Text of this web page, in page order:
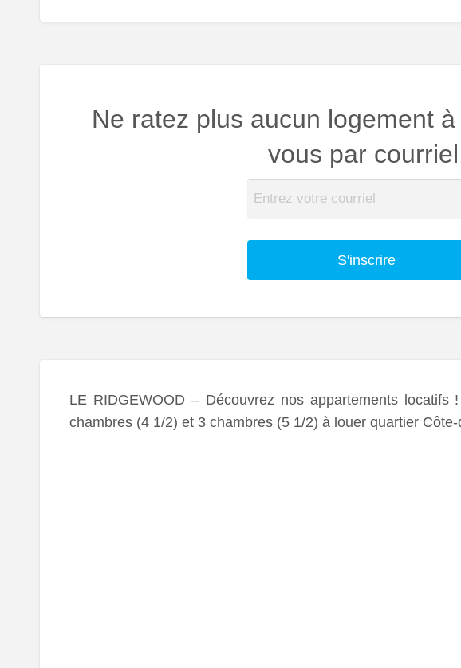
Ne ratez plus aucun logement
vous par
S'inscrire
LE RIDGEWOOD – Découvrez nos appartements locatifs
chambres (4 1/2) et 3 chambres (5 1/2) à louer quartier